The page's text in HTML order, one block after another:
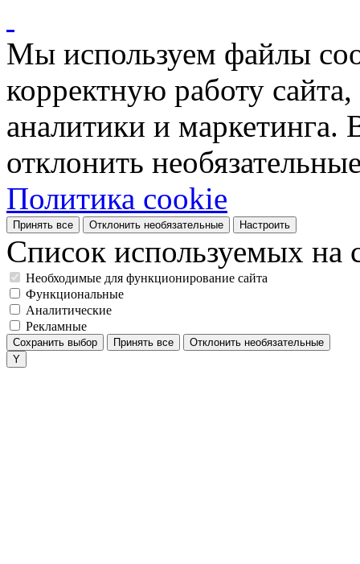
Мы используем файлы
корректную работу
аналитики и
отклонить
Политика cookie
Принять все Отклонить необязательные Настроить
Список используемых на
Необходимые для функционирование сайта
Функциональные
Аналитические
Рекламные
Сохранить выбор Принять все Отклонить необязательные